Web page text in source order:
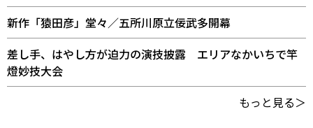
新作「猿田彦」堂々／五所川原立佞武多開幕
差し手、はやし方が迫力の演技披露 エリアなかいちで竿
燈妙技大会
もっと見る＞